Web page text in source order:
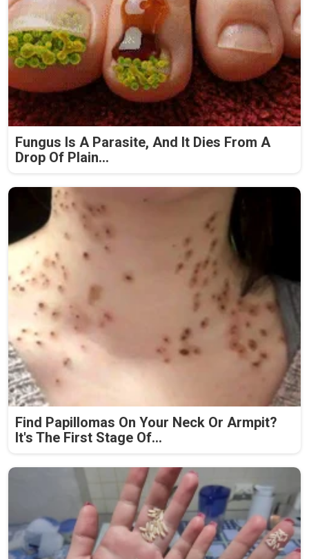
Fungus Is A Parasite, And It Dies From A
Drop Of Plain...
Find Papillomas On Your Neck Or Armpit?
It's The First Stage Of...